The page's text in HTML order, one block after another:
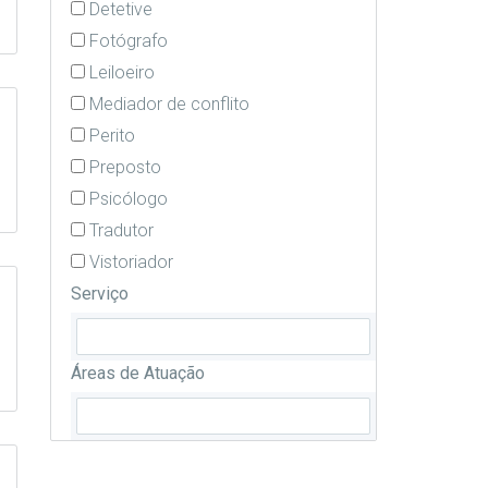
Detetive
Fotógrafo
Leiloeiro
Mediador de conflito
Perito
Preposto
Psicólogo
Tradutor
Vistoriador
Serviço
Áreas de Atuação